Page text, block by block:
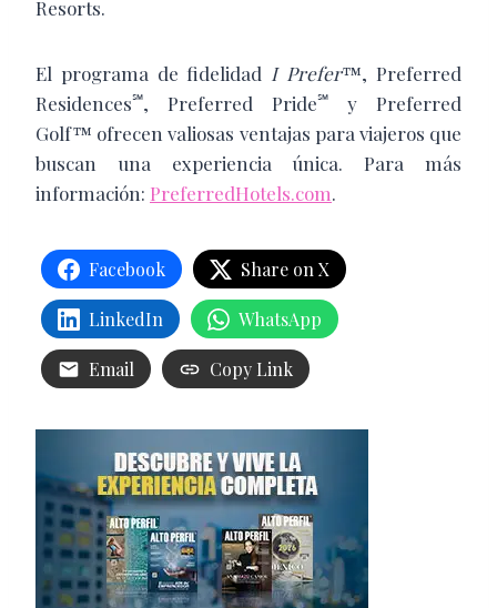
Resorts.
El programa de fidelidad I Prefer™, Preferred
Residences℠, Preferred Pride℠
y Preferred
Golf™ ofrecen valiosas ventajas para viajeros que
buscan una experiencia única. Para más
información: PreferredHotels.com.
Facebook Share on X
LinkedIn WhatsApp
Email Copy Link